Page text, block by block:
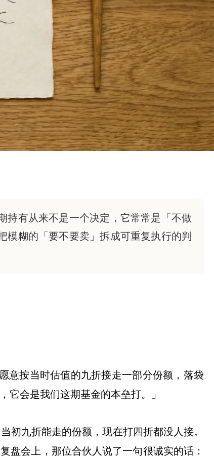
持有从来不是一个决定，它常常是「不做
糊的「要不要卖」拆成可重复执行的判
意按当时估值的九折接走一部分份额，落袋
会是我们这期基金的本垒打。」
初九折能走的份额，现在打四折都没人接。
会上，那位合伙人说了一句很诚实的话：